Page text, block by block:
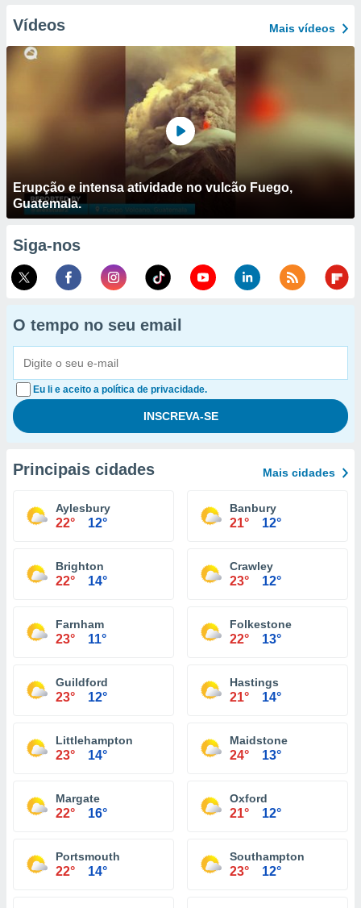
Vídeos Mais vídeos
Erupção e intensa atividade no vulcão Fuego,
Guatemala.
Siga-nos
O tempo no seu email
Eu li e aceito a política de privacidade.
Principais cidades Mais cidades
Aylesbury
22° 12°
Banbury
21° 12°
Brighton
22° 14°
Crawley
23° 12°
Farnham
23° 11°
Folkestone
22° 13°
Guildford
23° 12°
Hastings
21° 14°
Littlehampton
23° 14°
Maidstone
24° 13°
Margate
22° 16°
Oxford
21° 12°
Portsmouth
22° 14°
Southampton
23° 12°